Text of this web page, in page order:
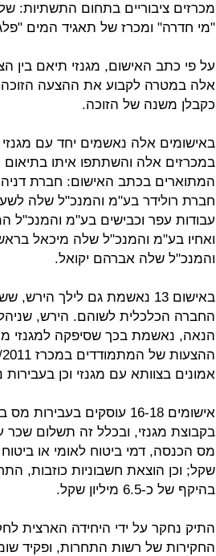
מכרזים ציבוריים בתחום התשתיות:
"מי חדרה" ומכרז של תאגיד המים
על פי כתב האישום, מגנזי תיאם בין
אלה במטרה לקבוע את ההצעה הזוכה
כקבלן משנה של הזוכה.
באישומים אלה נאשמים יחד עם
במכרזים אלה והשתתפו איתו
המתוארים בכתב האישום: חברת דניה
חברת רולידר בע"מ והמנכ"ל שלה
עבודות עפר וכבישים בע"מ והמנכ"ל
ואחיו בע"מ והמנכ"ל שלה מיכאל
והמנכ"ל שלה אברהם יקואל.
באישום 13 נאשמת גם לילך
החברה הכלכלית לשוהם. הירש,
הנאה, נאשמת בכך שסיפקה למגנזי
אמונים בצוותא עם מגנזי וכן בעבירות
אישומים 16-18 עוסקים
בקבוצת מגנזי, ובכלל זה תשלום שכר
שקל; וכן הוצאת חשבוניות כוזבות,
בהיקף של כ-6.5 מיליון שקל.
התיק נחקר על ידי היחידה הארצית
החקירות של רשות התחרות, ופקיד